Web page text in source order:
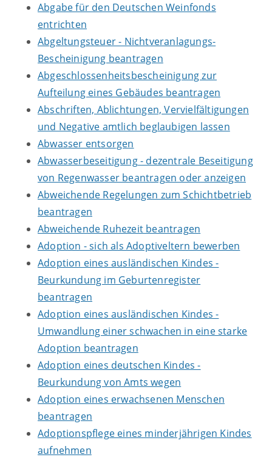
Abgabe für den Deutschen Weinfonds
entrichten
Abgeltungsteuer - Nichtveranlagungs-
Bescheinigung beantragen
Abgeschlossenheitsbescheinigung zur
Aufteilung eines Gebäudes beantragen
Abschriften, Ablichtungen, Vervielfältigungen
und Negative amtlich beglaubigen lassen
Abwasser entsorgen
Abwasserbeseitigung - dezentrale Beseitigung
von Regenwasser beantragen oder anzeigen
Abweichende Regelungen zum Schichtbetrieb
beantragen
Abweichende Ruhezeit beantragen
Adoption - sich als Adoptiveltern bewerben
Adoption eines ausländischen Kindes -
Beurkundung im Geburtenregister
beantragen
Adoption eines ausländischen Kindes -
Umwandlung einer schwachen in eine starke
Adoption beantragen
Adoption eines deutschen Kindes -
Beurkundung von Amts wegen
Adoption eines erwachsenen Menschen
beantragen
Adoptionspflege eines minderjährigen Kindes
aufnehmen